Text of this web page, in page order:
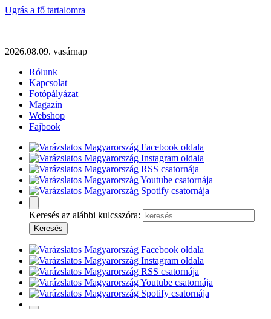
Ugrás a fő tartalomra
2026.08.09. vasárnap
Rólunk
Kapcsolat
Fotópályázat
Magazin
Webshop
Fajbook
Keresés az alábbi kulcsszóra: